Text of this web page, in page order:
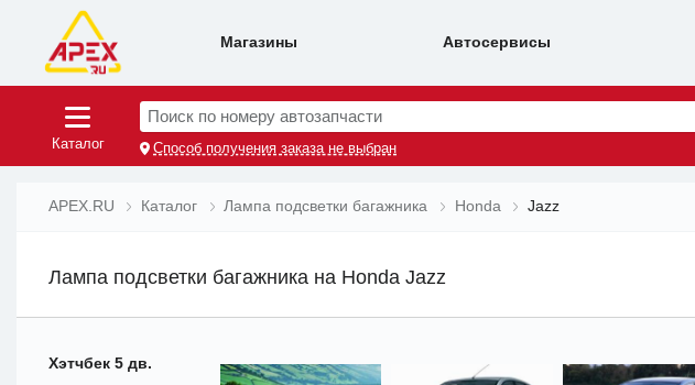
Магазины Автосервисы
Каталог
Поиск по номеру автозапчасти
Способ получения заказа не выбран
APEX.RU Каталог Лампа подсветки багажника Honda Jazz
Лампа подсветки багажника на Honda Jazz
Хэтчбек 5 дв.